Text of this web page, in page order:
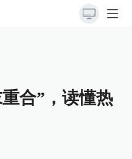
合”，读懂热